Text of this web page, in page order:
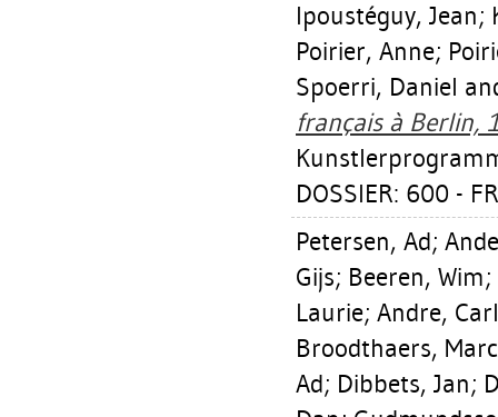
Ipoustéguy, Jean;
Poirier, Anne;
Spoerri, Daniel
français à Berlin,
DOSSIER: 600 -
Petersen, Ad;
Gijs; Beeren, Wim;
Laurie; Andre, Carl
Broodthaers,
Ad; Dibbets, Jan;